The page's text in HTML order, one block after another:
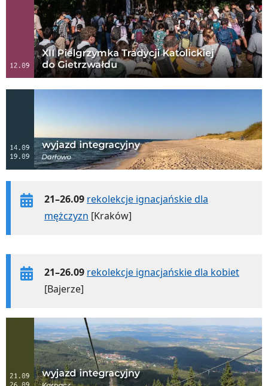
21–26.09 rekolekcje ignacjańskie dla
mężczyzn [Kraków]
21–26.09 rekolekcje ignacjańskie dla kobiet
[Bajerze]